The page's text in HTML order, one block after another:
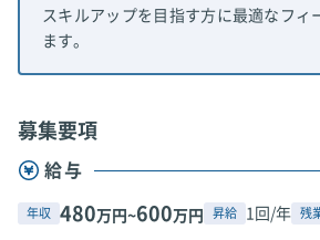
スキルアップを目指す方に最適なフィ
ます。
募集要項
給与
年収 480万円~600万円 昇給 1回/年 残